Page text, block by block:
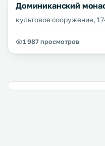
Доминиканский
культовое сооружение,
1 987 просмотров